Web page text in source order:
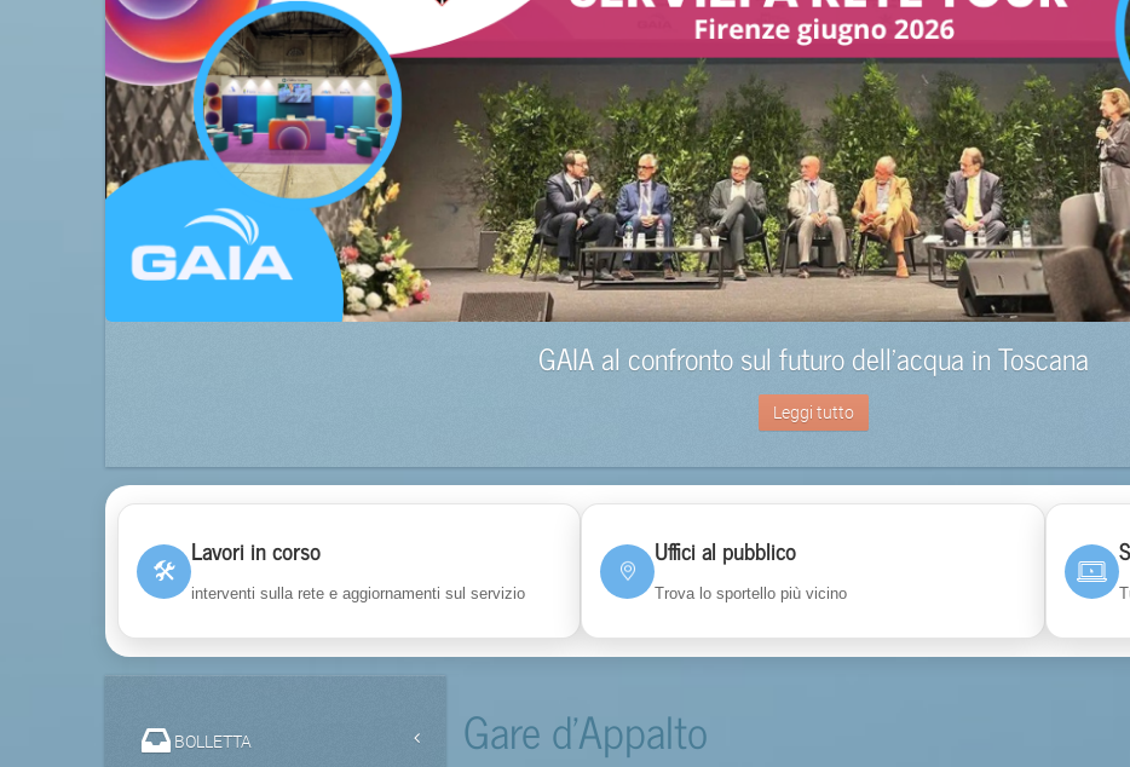
GAIA al confronto sul futuro dell’acqua in Toscana
Leggi tutto
🛠
Lavori in corso
interventi sulla rete e aggiornamenti sul servizio
Uffici al pubblico
Trova lo sportello più vicino
Gare d'Appalto
BOLLETTA